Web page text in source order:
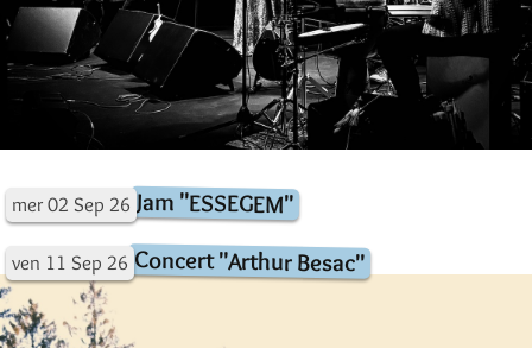
mer 02 Sep 26 Jam "ESSEGEM"
ven 11 Sep 26 Concert "Arthur Besac"